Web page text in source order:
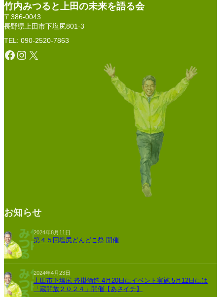
竹内みつると上田の未来を語る会
〒386-0043
長野県上田市下塩尻801-3
TEL: 090-2520-7863
Facebook Instagram X
お知らせ
2024年8月11日
第４５回塩尻どんどこ祭 開催
2024年4月23日
上田市下塩尻 沓掛酒造 4月20日にイベント実施 5月12日には
「蔵開放２０２４」開催【あさイチ】